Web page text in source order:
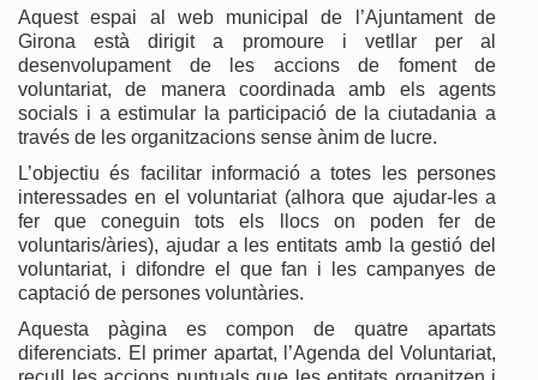
Aquest espai al web municipal de l’Ajuntament de
Girona està dirigit a promoure i vetllar per al
desenvolupament de les accions de foment de
voluntariat, de manera coordinada amb els agents
socials i a estimular la participació de la ciutadania a
través de les organitzacions sense ànim de lucre.
L’objectiu és facilitar informació a totes les persones
interessades en el voluntariat (alhora que ajudar-les a
fer que coneguin tots els llocs on poden fer de
voluntaris/àries), ajudar a les entitats amb la gestió del
voluntariat, i difondre el que fan i les campanyes de
captació de persones voluntàries.
Aquesta pàgina es compon de quatre apartats
diferenciats. El primer apartat, l’Agenda del Voluntariat,